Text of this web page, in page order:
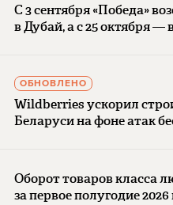
С 3 сентября «Победа»
в Дубай, а с 25 октября —
ОБНОВЛЕНО
Wildberries ускорил
Беларуси на фоне атак
Оборот товаров класса
за первое полугодие 2026